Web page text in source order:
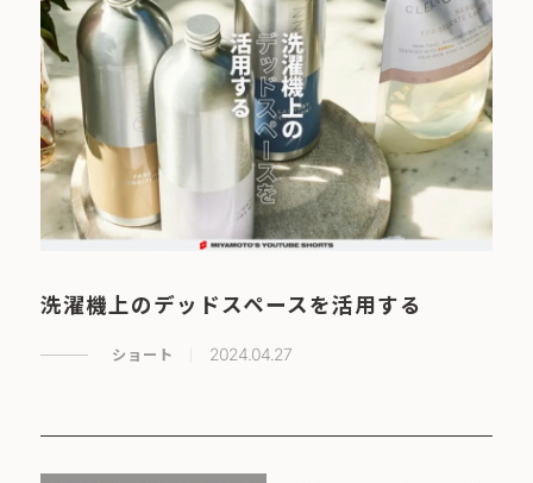
洗濯機上のデッドスペースを活用する
ショート 2024.04.27